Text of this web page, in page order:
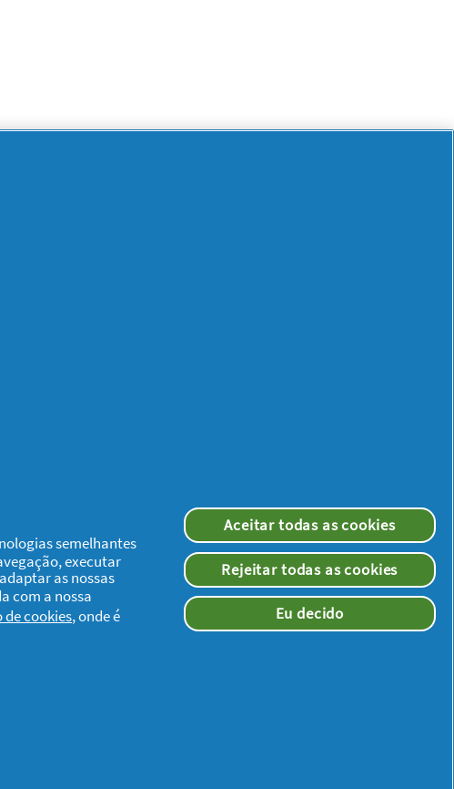
semelhantes
executar
as nossas
com a nossa
cookies, onde é
Aceitar todas as cookies
Rejeitar todas as cookies
Eu decido